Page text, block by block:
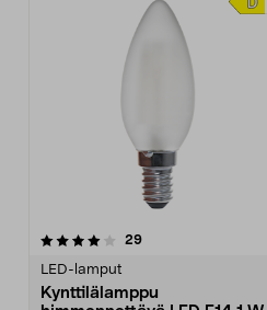
29arvostelut
LED-lamput
Kynttilälamppu
4.5viidestä